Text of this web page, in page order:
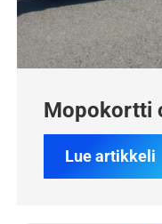
Mopokortti
Lue artikkeli